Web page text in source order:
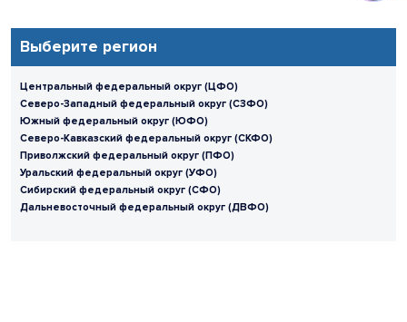
Выберите регион
Центральный федеральный округ (ЦФО)
Северо-Западный федеральный округ (СЗФО)
Южный федеральный округ (ЮФО)
Северо-Кавказский федеральный округ (СКФО)
Приволжский федеральный округ (ПФО)
Уральский федеральный округ (УФО)
Сибирский федеральный округ (СФО)
Дальневосточный федеральный округ (ДВФО)